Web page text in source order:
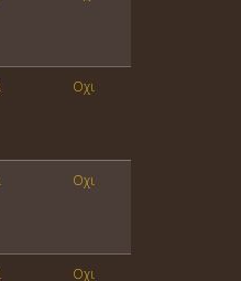
Οχι
Οχι
Οχι